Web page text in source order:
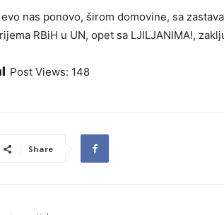
evo nas ponovo, širom domovine, sa
RBiH u UN, opet sa LJILJANIMA!,
Post Views: 148
Share